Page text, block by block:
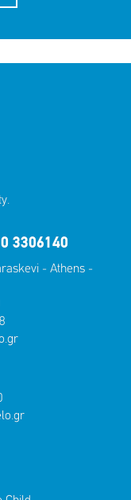
3306140
- Athens -